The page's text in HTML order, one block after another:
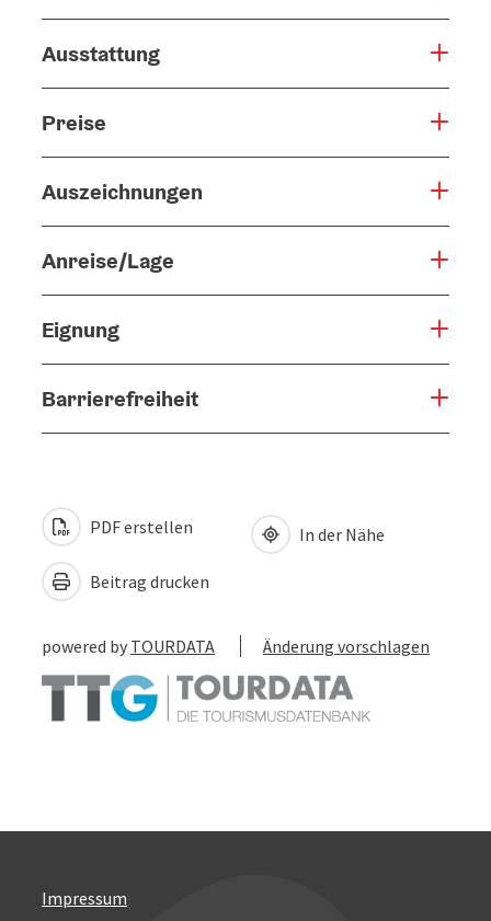
Ausstattung
Preise
Auszeichnungen
Anreise/Lage
Eignung
Barrierefreiheit
PDF erstellen
Beitrag drucken
In der Nähe
powered by TOURDATA Änderung vorschlagen
Impressum